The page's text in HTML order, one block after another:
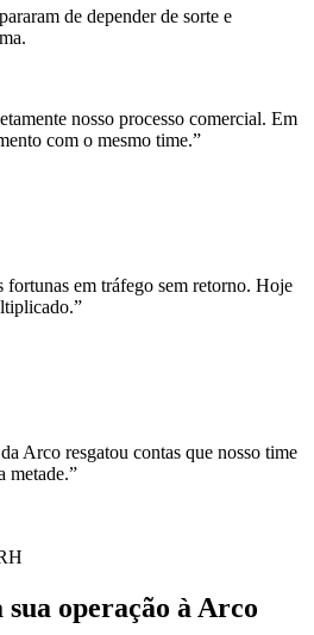
de depender de sorte e
nosso processo comercial. Em
com o mesmo time.”
fortunas em tráfego sem retorno. Hoje
”
Arco resgatou contas que nosso time
metade.”
operação à Arco